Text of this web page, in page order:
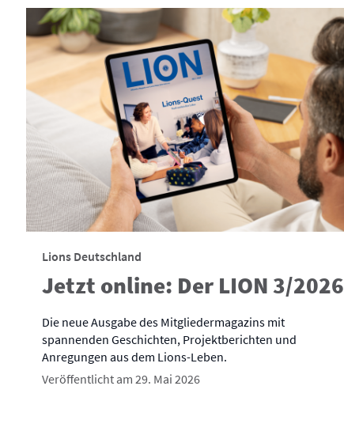
Lions Deutschland
Jetzt online: Der LION 3/2026
Die neue Ausgabe des Mitgliedermagazins mit
spannenden Geschichten, Projektberichten und
Anregungen aus dem Lions-Leben.
Veröffentlicht am 29. Mai 2026